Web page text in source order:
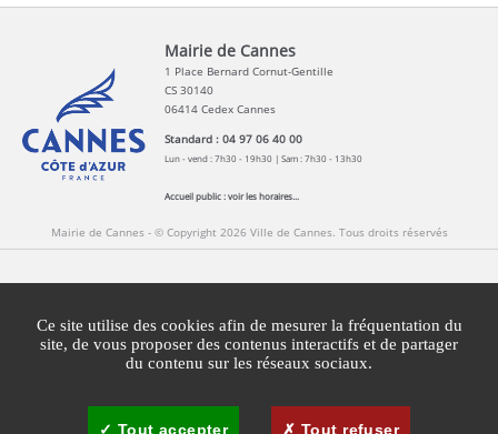
Mairie de Cannes
1 Place Bernard Cornut-Gentille
CS 30140
06414 Cedex Cannes
Standard : 04 97 06 40 00
Lun - vend : 7h30 - 19h30 | Sam : 7h30 - 13h30
Accueil public :voir les horaires...
Mairie de Cannes - © Copyright 2026 Ville de Cannes. Tous droits réservés
Mentions légales Agglomération Cannes Lérins
Plan du site Gestion des cookies
Ce site utilise des cookies afin de mesurer la fréquentation du
site, de vous proposer des contenus interactifs et de partager
du contenu sur les réseaux sociaux.
Tout accepter Tout refuser